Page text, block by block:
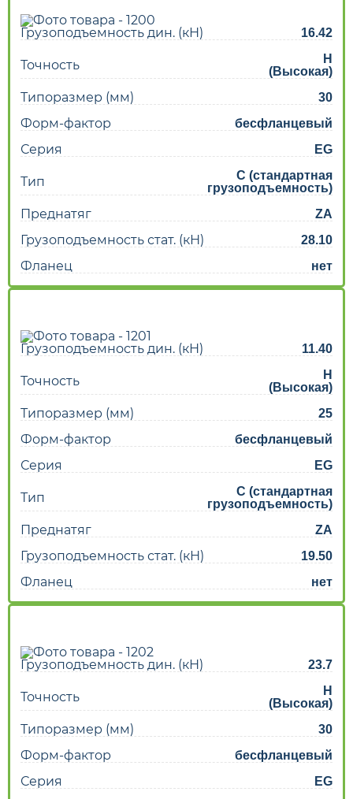
Грузоподъемность дин. (кН) 16.42
Точность
H
(Высокая)
Типоразмер (мм) 30
Форм-фактор бесфланцевый
Серия EG
Тип
C (стандартная
грузоподъемность)
Преднатяг ZA
Грузоподъемность стат. (кН) 28.10
Фланец нет
Грузоподъемность дин. (кН) 11.40
Точность
H
(Высокая)
Типоразмер (мм) 25
Форм-фактор бесфланцевый
Серия EG
Тип
C (стандартная
грузоподъемность)
Преднатяг ZA
Грузоподъемность стат. (кН) 19.50
Фланец нет
Грузоподъемность дин. (кН) 23.7
Точность
H
(Высокая)
Типоразмер (мм) 30
Форм-фактор бесфланцевый
Серия EG